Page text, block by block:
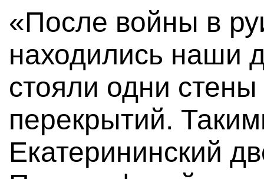
«После войны в
находились наши
стояли одни
перекрытий.
Екатерининский